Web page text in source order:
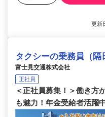
更新
タクシーの乗務員（隔
富士見交通株式会社
正社員
＜正社員募集！＞働き方
も魅力！年金受給者活躍